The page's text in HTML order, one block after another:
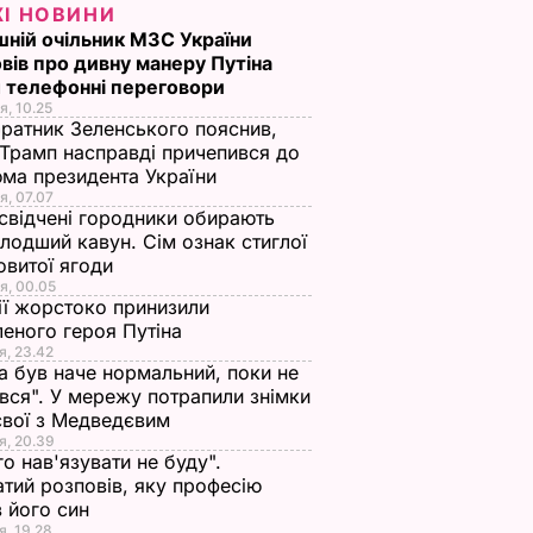
НОВИНИ
очільник МЗС України
про дивну манеру Путіна
телефонні переговори
10.25
Зеленського пояснив,
насправді причепився до
президента України
07.07
городники обирають
кавун. Сім ознак стиглої
ягоди
00.05
жорстоко принизили
героя Путіна
23.42
був наче нормальний, поки не
У мережу потрапили знімки
з Медведєвим
20.39
нав'язувати не буду".
розповів, яку професію
його син